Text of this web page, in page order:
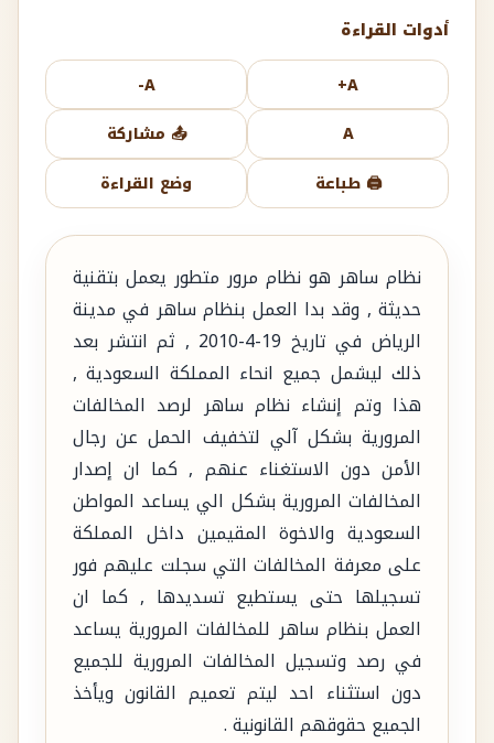
أدوات القراءة
A+
A-
A
📤 مشاركة
🖨️ طباعة
وضع القراءة
نظام ساهر هو نظام مرور متطور يعمل بتقنية
حديثة , وقد بدا العمل بنظام ساهر في مدينة
الرياض في تاريخ 19-4-2010 , ثم انتشر بعد
ذلك ليشمل جميع انحاء المملكة السعودية ,
هذا وتم إنشاء نظام ساهر لرصد المخالفات
المرورية بشكل آلي لتخفيف الحمل عن رجال
الأمن دون الاستغناء عنهم , كما ان إصدار
المخالفات المرورية بشكل الي يساعد المواطن
السعودية والاخوة المقيمين داخل المملكة
على معرفة المخالفات التي سجلت عليهم فور
تسجيلها حتى يستطيع تسديدها , كما ان
العمل بنظام ساهر للمخالفات المرورية يساعد
في رصد وتسجيل المخالفات المرورية للجميع
دون استثناء احد ليتم تعميم القانون ويأخذ
الجميع حقوقهم القانونية .